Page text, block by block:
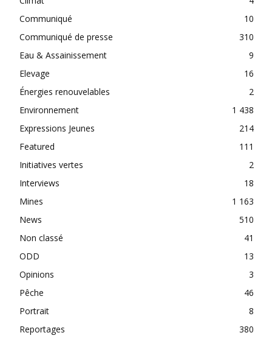
Communiqué
10
Communiqué de presse
310
Eau & Assainissement
9
Elevage
16
Énergies renouvelables
2
Environnement
1 438
Expressions Jeunes
214
Featured
111
Initiatives vertes
2
Interviews
18
Mines
1 163
News
510
Non classé
41
ODD
13
Opinions
3
Pêche
46
Portrait
8
Reportages
380